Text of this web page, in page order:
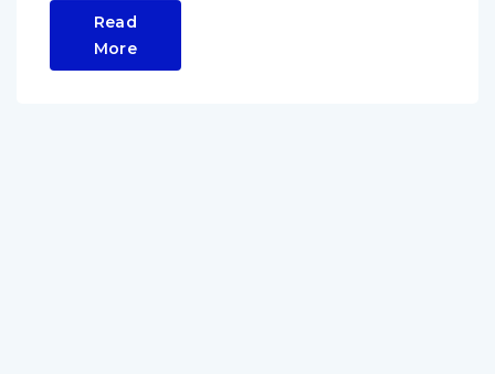
Read
More